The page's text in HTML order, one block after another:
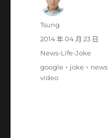
作
Tsung
發
期:
2014 年 04 月 23 日
分
News-Life-Joke
標
籤
google 、 joke 、 news
video